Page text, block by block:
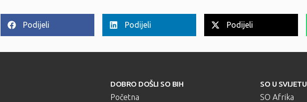
Podijeli Podijeli Podijeli
DOBRO DOŠLI SO BIH
Početna
SO U SVIJETU
SO Afrika